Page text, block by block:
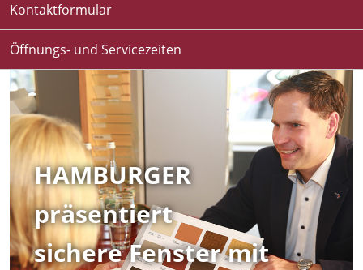
Kontaktformular
Öffnungs- und Servicezeiten
HAMBURGER
präsentiert
sichere Fenster mit